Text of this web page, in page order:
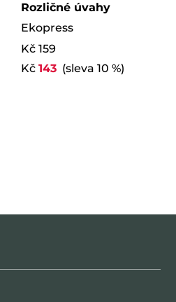
Rozličné úvahy
Ekopress
Kč 159
Kč 143(sleva 10 %)